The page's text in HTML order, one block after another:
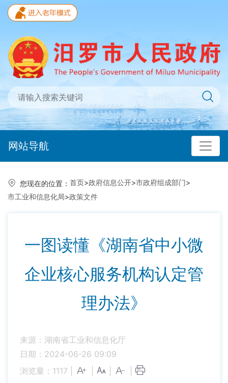
网站导航
您现在的位置： 首页>政府信息公开>市政府组成部门>
市工业和信息化局>政策文件
一图读懂《湖南省中小微
企业核心服务机构认定管
理办法》
来源：湖南省工业和信息化厅
日期：2024-06-26 09:09
浏览量： 1117